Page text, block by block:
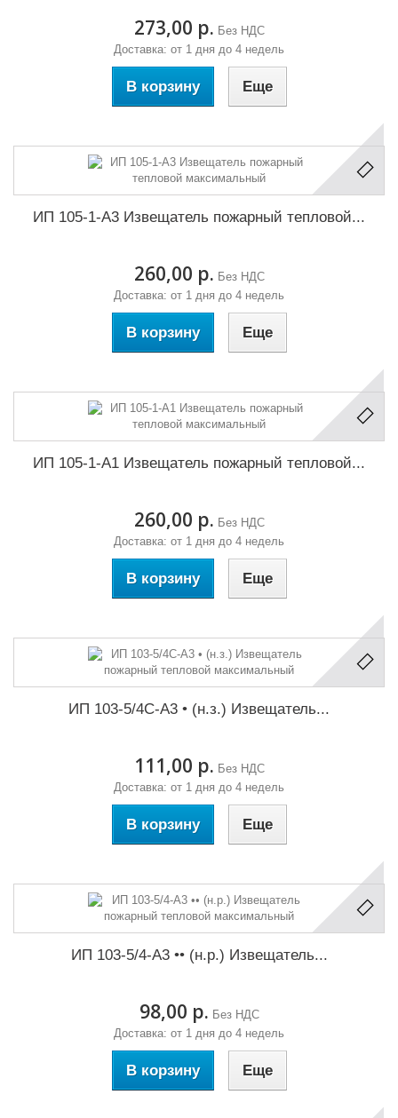
273,00 р. Без НДС
Доставка: от 1 дня до 4 недель
В корзину Еще
ИП 105-1-А3 Извещатель пожарный тепловой...
260,00 р. Без НДС
Доставка: от 1 дня до 4 недель
В корзину Еще
ИП 105-1-А1 Извещатель пожарный тепловой...
260,00 р. Без НДС
Доставка: от 1 дня до 4 недель
В корзину Еще
ИП 103-5/4С-А3 • (н.з.) Извещатель...
111,00 р. Без НДС
Доставка: от 1 дня до 4 недель
В корзину Еще
ИП 103-5/4-А3 •• (н.р.) Извещатель...
98,00 р. Без НДС
Доставка: от 1 дня до 4 недель
В корзину Еще